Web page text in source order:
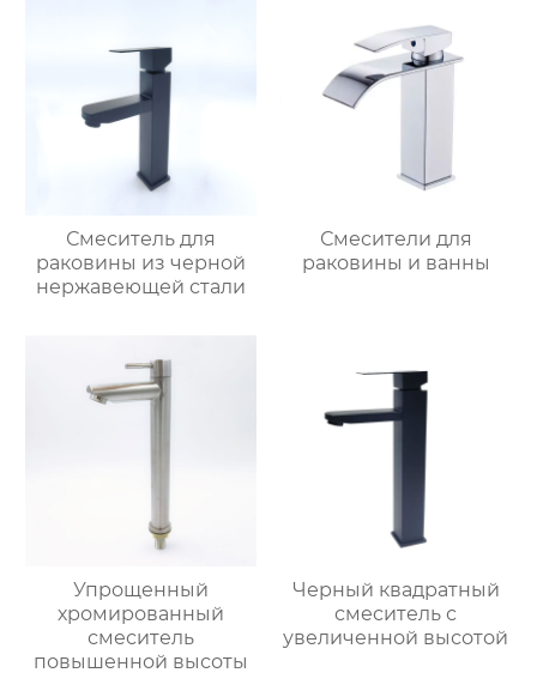
Смеситель для
раковины из черной
нержавеющей стали
Смесители для
раковины и ванны
Упрощенный
хромированный
смеситель
повышенной высоты
Черный квадратный
смеситель с
увеличенной высотой